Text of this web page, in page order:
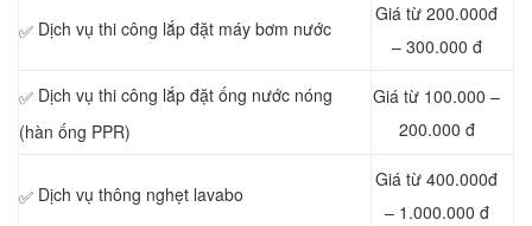
✅ Dịch vụ thi công lắp đặt máy bơm nước
Giá từ 200.000đ
– 300.000 đ
✅ Dịch vụ thi công lắp đặt ống nước nóng
(hàn ống PPR)
Giá từ 100.000 –
200.000 đ
✅ Dịch vụ thông nghẹt lavabo
Giá từ 400.000đ
– 1.000.000 đ